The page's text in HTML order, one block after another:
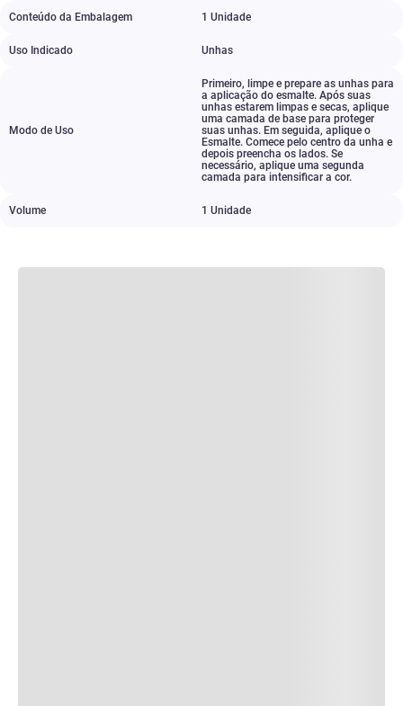
Conteúdo da Embalagem 1 Unidade
Uso Indicado Unhas
Modo de Uso
Primeiro, limpe e prepare as unhas para
a aplicação do esmalte. Após suas
unhas estarem limpas e secas, aplique
uma camada de base para proteger
suas unhas. Em seguida, aplique o
Esmalte. Comece pelo centro da unha e
depois preencha os lados. Se
necessário, aplique uma segunda
camada para intensificar a cor.
Volume 1 Unidade